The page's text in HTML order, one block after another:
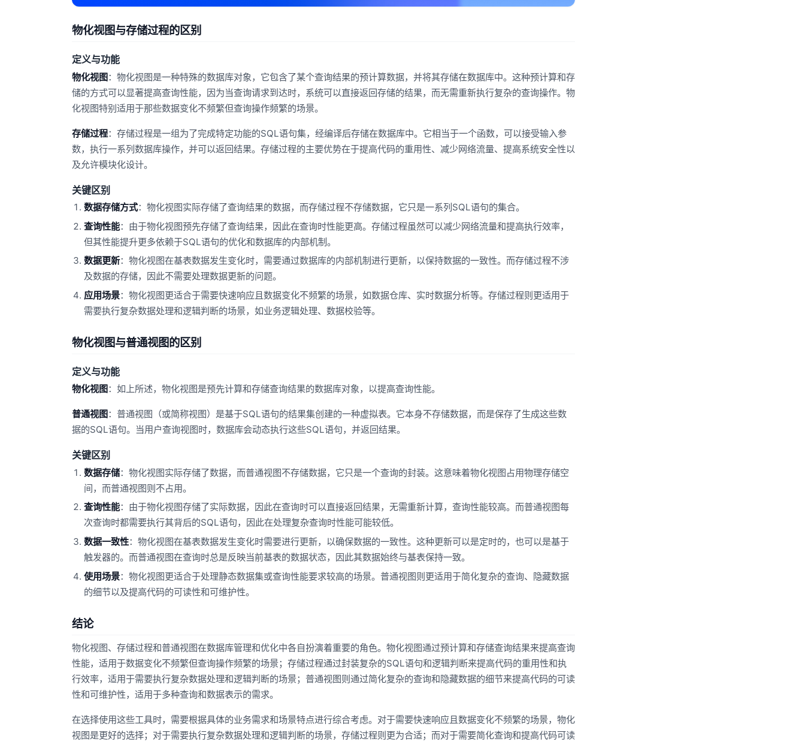
物化视图与存储过程的区别
定义与功能
物化视图：物化视图是一种特殊的数据库对象，它包含了某个查询结果的预计算数据，并将其存储在数据库中。这种预计算和存
储的方式可以显著提高查询性能，因为当查询请求到达时，系统可以直接返回存储的结果，而无需重新执行复杂的查询操作。物
化视图特别适用于那些数据变化不频繁但查询操作频繁的场景。
存储过程：存储过程是一组为了完成特定功能的SQL语句集，经编译后存储在数据库中。它相当于一个函数，可以接受输入参
数，执行一系列数据库操作，并可以返回结果。存储过程的主要优势在于提高代码的重用性、减少网络流量、提高系统安全性以
及允许模块化设计。
关键区别
数据存储方式：物化视图实际存储了查询结果的数据，而存储过程不存储数据，它只是一系列SQL语句的集合。
查询性能：由于物化视图预先存储了查询结果，因此在查询时性能更高。存储过程虽然可以减少网络流量和提高执行效率，
但其性能提升更多依赖于SQL语句的优化和数据库的内部机制。
数据更新：物化视图在基表数据发生变化时，需要通过数据库的内部机制进行更新，以保持数据的一致性。而存储过程不涉
及数据的存储，因此不需要处理数据更新的问题。
应用场景：物化视图更适合于需要快速响应且数据变化不频繁的场景，如数据仓库、实时数据分析等。存储过程则更适用于
需要执行复杂数据处理和逻辑判断的场景，如业务逻辑处理、数据校验等。
物化视图与普通视图的区别
定义与功能
物化视图 ：如上所述，物化视图是预先计算和存储查询结果的数据库对象，以提高查询性能。
普通视图 ：普通视图（或简称视图）是基于SQL语句的结果集创建的一种虚拟表。它本身不存储数据，而是保存了生成这些数
据的SQL语句。当用户查询视图时，数据库会动态执行这些SQL语句，并返回结果。
关键区别
数据存储：物化视图实际存储了数据，而普通视图不存储数据，它只是一个查询的封装。这意味着物化视图占用物理存储空
间，而普通视图则不占用。
查询性能：由于物化视图存储了实际数据，因此在查询时可以直接返回结果，无需重新计算，查询性能较高。而普通视图每
次查询时都需要执行其背后的SQL语句，因此在处理复杂查询时性能可能较低。
数据一致性：物化视图在基表数据发生变化时需要进行更新，以确保数据的一致性。这种更新可以是定时的，也可以是基于
触发器的。而普通视图在查询时总是反映当前基表的数据状态，因此其数据始终与基表保持一致。
使用场景：物化视图更适合于处理静态数据集或查询性能要求较高的场景。普通视图则更适用于简化复杂的查询、隐藏数据
的细节以及提高代码的可读性和可维护性。
结论
物化视图、存储过程和普通视图在数据库管理和优化中各自扮演着重要的角色。物化视图通过预计算和存储查询结果来提高查询
性能，适用于数据变化不频繁但查询操作频繁的场景；存储过程通过封装复杂的SQL语句和逻辑判断来提高代码的重用性和执
行效率，适用于需要执行复杂数据处理和逻辑判断的场景；普通视图则通过简化复杂的查询和隐藏数据的细节来提高代码的可读
性和可维护性，适用于多种查询和数据表示的需求。
在选择使用这些工具时，需要根据具体的业务需求和场景特点进行综合考虑。对于需要快速响应且数据变化不频繁的场景，物化
视图是更好的选择；对于需要执行复杂数据处理和逻辑判断的场景，存储过程则更为合适；而对于需要简化查询和提高代码可读